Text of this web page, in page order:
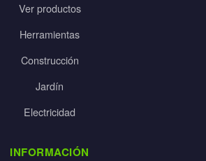
Ver productos
Herramientas
Construcción
Jardín
Electricidad
INFORMACIÓN